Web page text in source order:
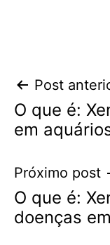
de
Post
Post
O que é:
em
Próximo post
O que é:
doenças